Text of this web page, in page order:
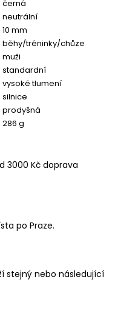
černá
neutrální
10 mm
běhy/tréninky/chůze
muži
standardní
vysoké tlumení
silnice
prodyšná
286 g
3000 Kč doprava
po Praze.
stejný nebo následující